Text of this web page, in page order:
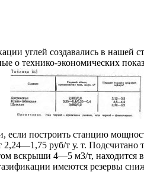
углей создавались в нашей
о технико-экономических
построить станцию
2,24—1,75 руб/т у. т.
вскрыши 4—5 м3/т, находится
имеются резервы